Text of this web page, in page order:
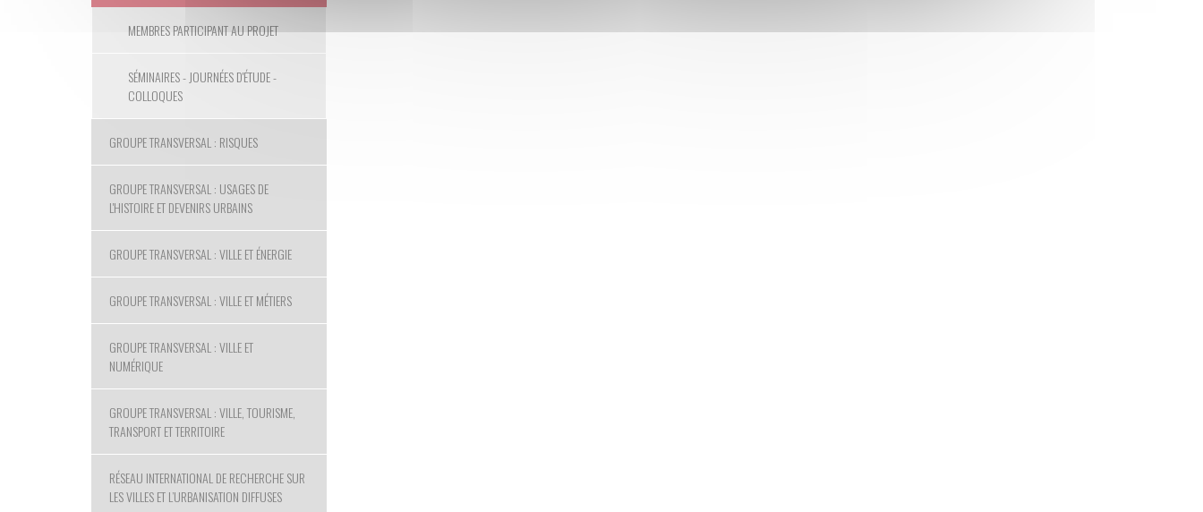
MEMBRES PARTICIPANT AU PROJET
SÉMINAIRES - JOURNÉES D'ÉTUDE -
COLLOQUES
GROUPE TRANSVERSAL : RISQUES
GROUPE TRANSVERSAL : USAGES DE
L'HISTOIRE ET DEVENIRS URBAINS
GROUPE TRANSVERSAL : VILLE ET ÉNERGIE
GROUPE TRANSVERSAL : VILLE ET MÉTIERS
GROUPE TRANSVERSAL : VILLE ET
NUMÉRIQUE
GROUPE TRANSVERSAL : VILLE, TOURISME,
TRANSPORT ET TERRITOIRE
RÉSEAU INTERNATIONAL DE RECHERCHE SUR
LES VILLES ET L’URBANISATION DIFFUSES